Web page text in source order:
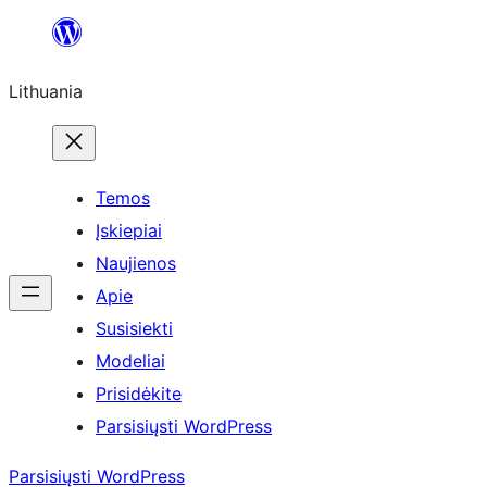
turinio
Lithuania
Temos
Įskiepiai
Naujienos
Apie
Susisiekti
Modeliai
Prisidėkite
Parsisiųsti WordPress
Parsisiųsti WordPress